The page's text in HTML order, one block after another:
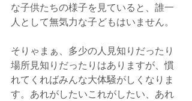
な子供たちの様子を見ていると、誰一
人として無気力な子どもはいません。
そりゃまぁ、多少の人見知りだったり
場所見知りだったりはありますが、慣
れてくればみんな大体騒がしくなりま
す。あれがしたいこれがしたい、あれ